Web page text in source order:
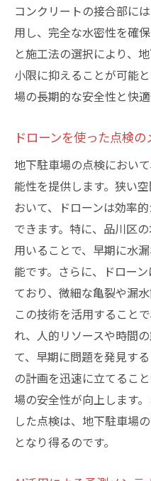
コンクリートの接合部に
用し、完全な水密性を確
と施工法の選択により、
小限に抑えることが可能
場の長期的な安全性と快適
ドローンを使った点検の
地下駐車場の点検におい
能性を提供します。狭い
おいて、ドローンは効率
できます。特に、品川区
用いることで、早期に水
能です。さらに、ドロー
ており、微細な亀裂や漏
この技術を活用すること
れ、人的リソースや時間
て、早期に問題を発見す
の計画を迅速に立てるこ
場の安全性が向上します
した点検は、地下駐車場
となり得るのです。